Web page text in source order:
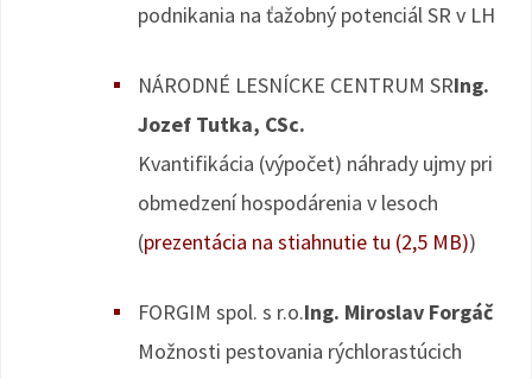
podnikania na ťažobný potenciál SR v LH
NÁRODNÉ LESNÍCKE CENTRUM SRIng.
Jozef Tutka, CSc.
Kvantifikácia (výpočet) náhrady ujmy pri
obmedzení hospodárenia v lesoch
(prezentácia na stiahnutie tu (2,5 MB))
FORGIM spol. s r.o.Ing. Miroslav Forgáč
Možnosti pestovania rýchlorastúcich